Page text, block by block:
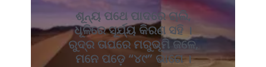
ଶୂନ୍ୟ ପଥେ ପାଦରେ ଚାଲି,
ଧୂଳିରେ ସୂର୍ଯ୍ୟ କିରଣ ସହି ।
ରୁଦ୍ର ତାପରେ ମରୁଭୂମି ଜଳେ,
ମନେ ପଡ଼େ “୪୯” ଭାଗେ ।